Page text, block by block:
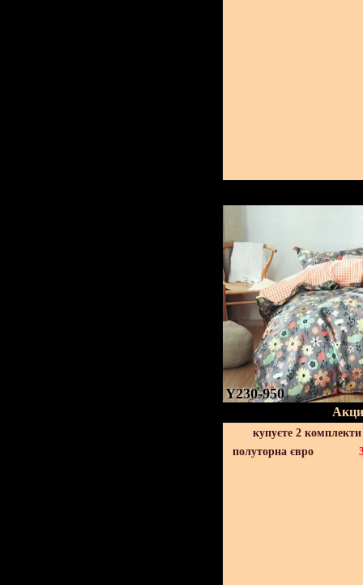
Y230-950
купуєте 2
полуторна євро